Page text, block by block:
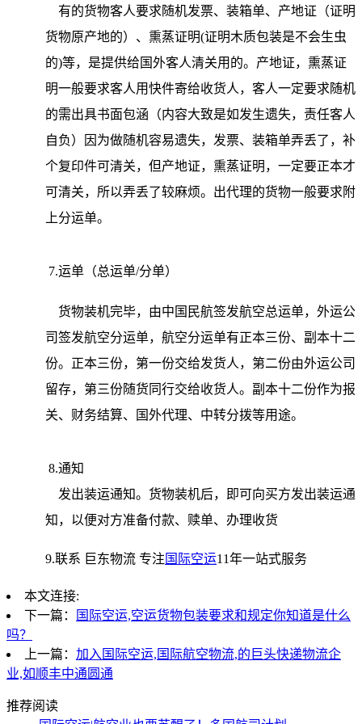
有的货物客人要求随机发票、装箱单、产地证（证明
货物原产地的）、熏蒸证明(证明木质包装是不会生虫
的)等，是提供给国外客人清关用的。产地证，熏蒸证
明一般要求客人用快件寄给收货人，客人一定要求随机
的需出具书面包涵（内容大致是如发生遗失，责任客人
自负）因为做随机容易遗失，发票、装箱单弄丢了，补
个复印件可清关，但产地证，熏蒸证明，一定要正本才
可清关，所以弄丢了较麻烦。出代理的货物一般要求附
上分运单。
7.运单（总运单/分单）
货物装机完毕，由中国民航签发航空总运单，外运公
司签发航空分运单，航空分运单有正本三份、副本十二
份。正本三份，第一份交给发货人，第二份由外运公司
留存，第三份随货同行交给收货人。副本十二份作为报
关、财务结算、国外代理、中转分拨等用途。
8.通知
发出装运通知。货物装机后，即可向买方发出装运通
知，以便对方准备付款、赎单、办理收货
9.联系 巨东物流 专注 国际空运11年一站式服务
本文连接:
下一篇：
国际空运,空运货物包装要求和规定你知道是什么
吗？
上一篇： 加入国际空运,国际航空物流,的巨头快递物流企
业,如顺丰中通圆通
推荐阅读